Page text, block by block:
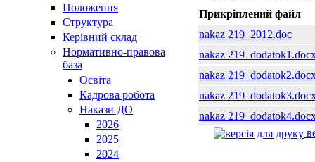
Положення
Структура
Керівний склад
Нормативно-правова
база
Освiта
Кадрова робота
Накази ДО
2026
2025
2024
Прикріплений файл
nakaz 219_2012.doc
nakaz
nakaz
nakaz
nakaz